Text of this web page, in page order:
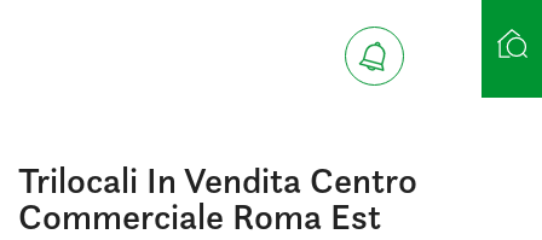
Trilocali In Vendita Centro
Commerciale Roma Est